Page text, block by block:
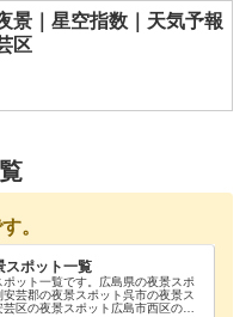
景｜星空指数｜天気予報
区
。
スポット一覧
ポット一覧です。広島県の夜景スポ
安芸郡の夜景スポット呉市の夜景ス
芸区の夜景スポット広島市西区の夜